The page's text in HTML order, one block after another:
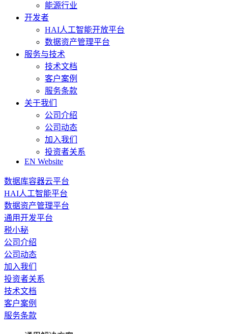
能源行业
开发者
HAI人工智能开放平台
数据资产管理平台
服务与技术
技术文档
客户案例
服务条款
关于我们
公司介绍
公司动态
加入我们
投资者关系
EN Website
数据库容器云平台
HAI人工智能平台
数据资产管理平台
通用开发平台
税小秘
公司介绍
公司动态
加入我们
投资者关系
技术文档
客户案例
服务条款